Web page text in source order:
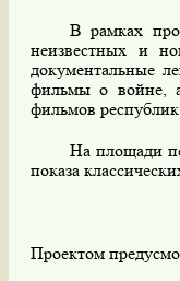
В рамках
неизвестных и
документальные
фильмы о войне,
фильмов
На площади
показа
Проектом